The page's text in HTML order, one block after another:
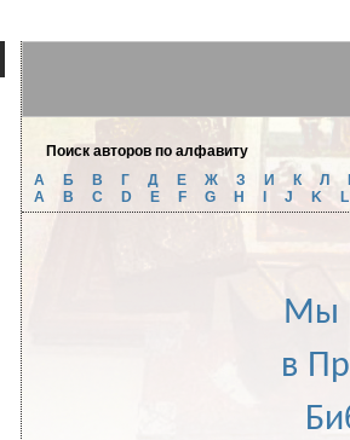
Поиск авторов по алфавиту
А
Б B Г Д Е Ж З И К Л
A
B C D E F G H J K L
Мы
в